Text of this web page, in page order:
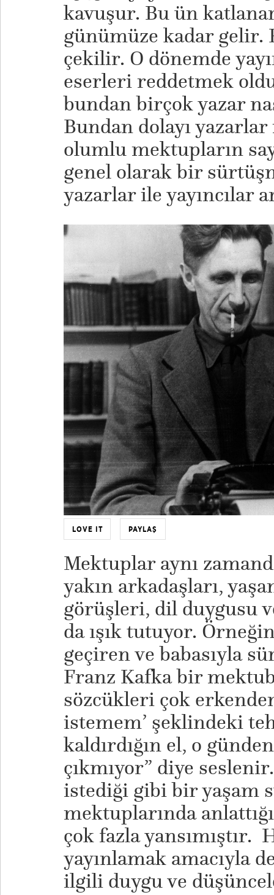
kavuşur. Bu ün
günümüze kadar gelir.
çekilir. O dönemde
eserleri reddetmek
bundan birçok yazar
Bundan dolayı yazarlar
olumlu mektupların
genel olarak bir
yazarlar ile yayıncılar
LOVE IT PAYLAŞ
Mektuplar aynı
yakın arkadaşları,
görüşleri, dil duygusu
da ışık tutuyor.
geçiren ve babasıyla
Franz Kafka bir
sözcükleri çok
istemem’ şeklindeki
kaldırdığın el, o
çıkmıyor” diye
istediği gibi bir yaşam
mektuplarında
çok fazla yansımıştır.
yayınlamak amacıyla
ilgili duygu ve